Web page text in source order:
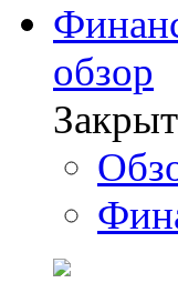
обзор